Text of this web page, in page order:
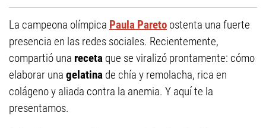
La campeona olímpica Paula Pareto ostenta una fuerte
presencia en las redes sociales. Recientemente,
compartió una receta que se viralizó prontamente: cómo
elaborar una gelatina de chía y remolacha, rica en
colágeno y aliada contra la anemia. Y aquí te la
presentamos.